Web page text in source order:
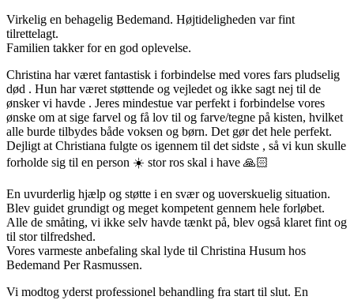
Virkelig en behagelig Bedemand. Højtideligheden var fint
tilrettelagt.
Familien takker for en god oplevelse.
Christina har været fantastisk i forbindelse med vores fars pludselig
død . Hun har været støttende og vejledet og ikke sagt nej til de
ønsker vi havde . Jeres mindestue var perfekt i forbindelse vores
ønske om at sige farvel og få lov til og farve/tegne på kisten, hvilket
alle burde tilbydes både voksen og børn. Det gør det hele perfekt.
Dejligt at Christiana fulgte os igennem til det sidste , så vi kun skulle
forholde sig til en person ☀️ stor ros skal i have 🙏🏻
En uvurderlig hjælp og støtte i en svær og uoverskuelig situation.
Blev guidet grundigt og meget kompetent gennem hele forløbet.
Alle de småting, vi ikke selv havde tænkt på, blev også klaret fint og
til stor tilfredshed.
Vores varmeste anbefaling skal lyde til Christina Husum hos
Bedemand Per Rasmussen.
Vi modtog yderst professionel behandling fra start til slut. En